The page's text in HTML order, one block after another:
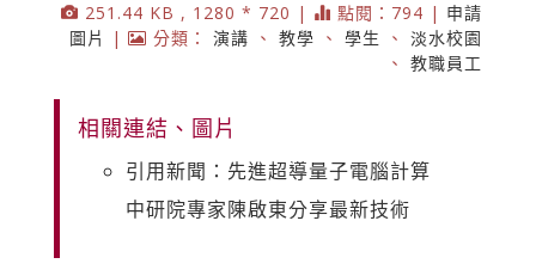
251.44 KB , 1280 * 720 | 點閱：794 | 申請
圖片
| 分類： 演講 、 教學 、 學生 、 淡水校園
、 教職員工
相關連結、圖片
引用新聞：先進超導量子電腦計算
中研院專家陳啟東分享最新技術